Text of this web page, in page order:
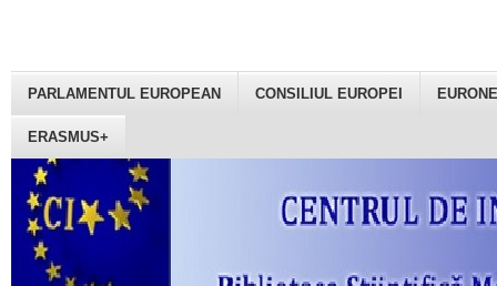
PARLAMENTUL EUROPEAN CONSILIUL EUROPEI
ERASMUS+